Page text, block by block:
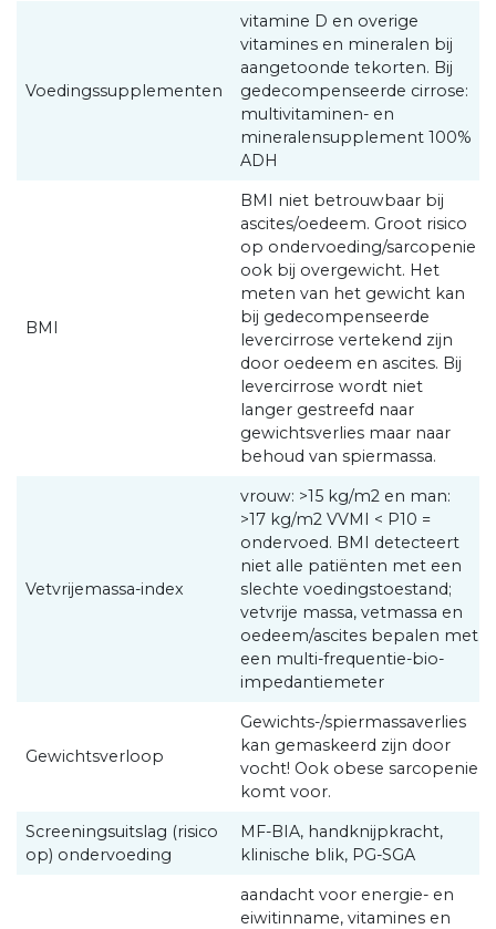
Voedingssupplementen
vitamine D en overige
vitamines en mineralen bij
aangetoonde tekorten. Bij
gedecompenseerde cirrose:
multivitaminen- en
mineralensupplement 100%
ADH
BMI
BMI niet betrouwbaar bij
ascites/oedeem. Groot risico
op ondervoeding/sarcopenie
ook bij overgewicht. Het
meten van het gewicht kan
bij gedecompenseerde
levercirrose vertekend zijn
door oedeem en ascites. Bij
levercirrose wordt niet
langer gestreefd naar
gewichtsverlies maar naar
behoud van spiermassa.
Vetvrijemassa-index
vrouw: >15 kg/m2 en man:
>17 kg/m2 VVMI < P10 =
ondervoed. BMI detecteert
niet alle patiënten met een
slechte voedingstoestand;
vetvrije massa, vetmassa en
oedeem/ascites bepalen met
een multi-frequentie-bio-
impedantiemeter
Gewichtsverloop
Gewichts-/spiermassaverlies
kan gemaskeerd zijn door
vocht! Ook obese sarcopenie
komt voor.
Screeningsuitslag (risico
op) ondervoeding
MF-BIA, handknijpkracht,
klinische blik, PG-SGA
aandacht voor energie- en
eiwitinname, vitamines en